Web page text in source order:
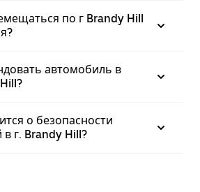
по г Brandy Hill
автомобиль в
о безопасности
в г. Brandy Hill?